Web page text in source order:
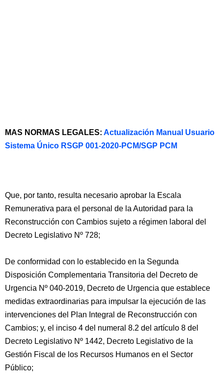
MAS NORMAS LEGALES: Actualización Manual Usuario
Sistema Único RSGP 001-2020-PCM/SGP PCM
Que, por tanto, resulta necesario aprobar la Escala
Remunerativa para el personal de la Autoridad para la
Reconstrucción con Cambios sujeto a régimen laboral del
Decreto Legislativo Nº 728;
De conformidad con lo establecido en la Segunda
Disposición Complementaria Transitoria del Decreto de
Urgencia Nº 040-2019, Decreto de Urgencia que establece
medidas extraordinarias para impulsar la ejecución de las
intervenciones del Plan Integral de Reconstrucción con
Cambios; y, el inciso 4 del numeral 8.2 del artículo 8 del
Decreto Legislativo Nº 1442, Decreto Legislativo de la
Gestión Fiscal de los Recursos Humanos en el Sector
Público;